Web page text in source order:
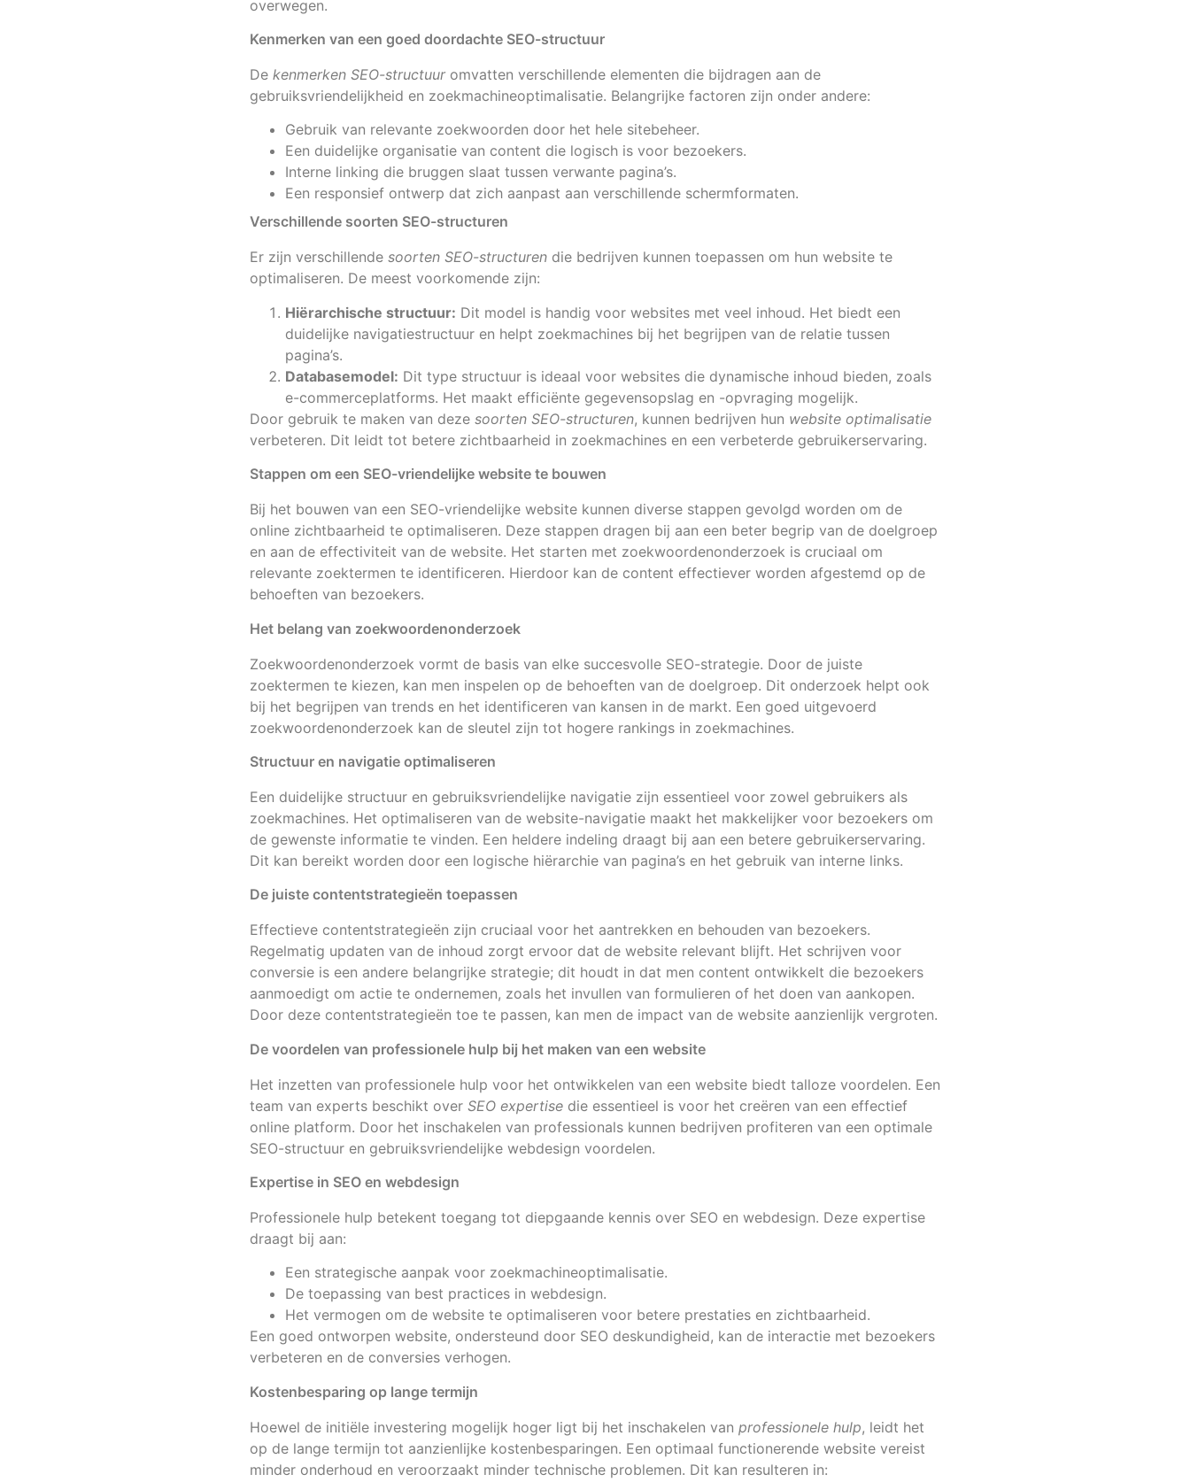
overwegen.
Kenmerken van een goed doordachte SEO-structuur
De kenmerken SEO-structuuromvatten verschillende elementen die bijdragen aan de
gebruiksvriendelijkheid en zoekmachineoptimalisatie. Belangrijke factoren zijn onder andere:
Gebruik van relevante zoekwoorden door het hele sitebeheer.
Een duidelijke organisatie van content die logisch is voor bezoekers.
Interne linking die bruggen slaat tussen verwante pagina’s.
Een responsief ontwerp dat zich aanpast aan verschillende schermformaten.
Verschillende soorten SEO-structuren
Er zijn verschillende soorten SEO-structuren die bedrijven kunnen toepassen om hun website te
optimaliseren. De meest voorkomende zijn:
Hiërarchische structuur: Dit model is handig voor websites met veel inhoud. Het biedt een
duidelijke navigatiestructuur en helpt zoekmachines bij het begrijpen van de relatie tussen
pagina’s.
Databasemodel: Dit type structuur is ideaal voor websites die dynamische inhoud bieden, zoals
e-commerceplatforms. Het maakt efficiënte gegevensopslag en -opvraging mogelijk.
Door gebruik te maken van deze soorten SEO-structuren, kunnen bedrijven hun website optimalisatie
verbeteren. Dit leidt tot betere zichtbaarheid in zoekmachines en een verbeterde gebruikerservaring.
Stappen om een SEO-vriendelijke website te bouwen
Bij het bouwen van een SEO-vriendelijke website kunnen diverse stappen gevolgd worden om de
online zichtbaarheid te optimaliseren. Deze stappen dragen bij aan een beter begrip van de doelgroep
en aan de effectiviteit van de website. Het starten met zoekwoordenonderzoek is cruciaal om
relevante zoektermen te identificeren. Hierdoor kan de content effectiever worden afgestemd op de
behoeften van bezoekers.
Het belang van zoekwoordenonderzoek
Zoekwoordenonderzoek vormt de basis van elke succesvolle SEO-strategie. Door de juiste
zoektermen te kiezen, kan men inspelen op de behoeften van de doelgroep. Dit onderzoek helpt ook
bij het begrijpen van trends en het identificeren van kansen in de markt. Een goed uitgevoerd
zoekwoordenonderzoek kan de sleutel zijn tot hogere rankings in zoekmachines.
Structuur en navigatie optimaliseren
Een duidelijke structuur en gebruiksvriendelijke navigatie zijn essentieel voor zowel gebruikers als
zoekmachines. Het optimaliseren van de website-navigatie maakt het makkelijker voor bezoekers om
de gewenste informatie te vinden. Een heldere indeling draagt bij aan een betere gebruikerservaring.
Dit kan bereikt worden door een logische hiërarchie van pagina’s en het gebruik van interne links.
De juiste contentstrategieën toepassen
Effectieve contentstrategieën zijn cruciaal voor het aantrekken en behouden van bezoekers.
Regelmatig updaten van de inhoud zorgt ervoor dat de website relevant blijft. Het schrijven voor
conversie is een andere belangrijke strategie; dit houdt in dat men content ontwikkelt die bezoekers
aanmoedigt om actie te ondernemen, zoals het invullen van formulieren of het doen van aankopen.
Door deze contentstrategieën toe te passen, kan men de impact van de website aanzienlijk vergroten.
De voordelen van professionele hulp bij het maken van een website
Het inzetten van professionele hulp voor het ontwikkelen van een website biedt talloze voordelen. Een
team van experts beschikt over SEO expertise die essentieel is voor het creëren van een effectief
online platform. Door het inschakelen van professionals kunnen bedrijven profiteren van een optimale
SEO-structuur en gebruiksvriendelijke webdesign voordelen.
Expertise in SEO en webdesign
Professionele hulp betekent toegang tot diepgaande kennis over SEO en webdesign. Deze expertise
draagt bij aan:
Een strategische aanpak voor zoekmachineoptimalisatie.
De toepassing van best practices in webdesign.
Het vermogen om de website te optimaliseren voor betere prestaties en zichtbaarheid.
Een goed ontworpen website, ondersteund door SEO deskundigheid, kan de interactie met bezoekers
verbeteren en de conversies verhogen.
Kostenbesparing op lange termijn
Hoewel de initiële investering mogelijk hoger ligt bij het inschakelen van professionele hulp, leidt het
op de lange termijn tot aanzienlijke kostenbesparingen. Een optimaal functionerende website vereist
minder onderhoud en veroorzaakt minder technische problemen. Dit kan resulteren in: